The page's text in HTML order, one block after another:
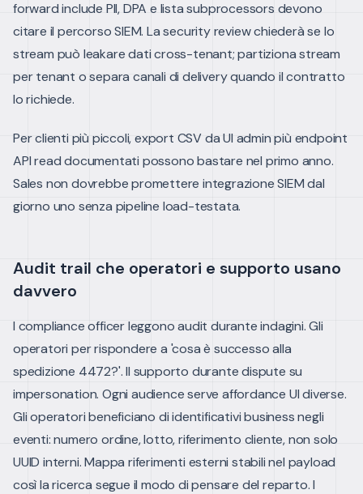
forward include PII, DPA e lista subprocessors devono
citare il percorso SIEM. La security review chiederà se lo
stream può leakare dati cross-tenant; partiziona stream
per tenant o separa canali di delivery quando il contratto
lo richiede.
Per clienti più piccoli, export CSV da UI admin più endpoint
API read documentati possono bastare nel primo anno.
Sales non dovrebbe promettere integrazione SIEM dal
giorno uno senza pipeline load-testata.
Audit trail che operatori e supporto usano
davvero
I compliance officer leggono audit durante indagini. Gli
operatori per rispondere a 'cosa è successo alla
spedizione 4472?'. Il supporto durante dispute su
impersonation. Ogni audience serve affordance UI diverse.
Gli operatori beneficiano di identificativi business negli
eventi: numero ordine, lotto, riferimento cliente, non solo
UUID interni. Mappa riferimenti esterni stabili nel payload
così la ricerca segue il modo di pensare del reparto.I